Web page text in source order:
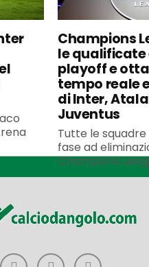
Champions
le qualificate
playoff e
tempo reale
di Inter,
Juventus
Tutte le
fase ad
Champions